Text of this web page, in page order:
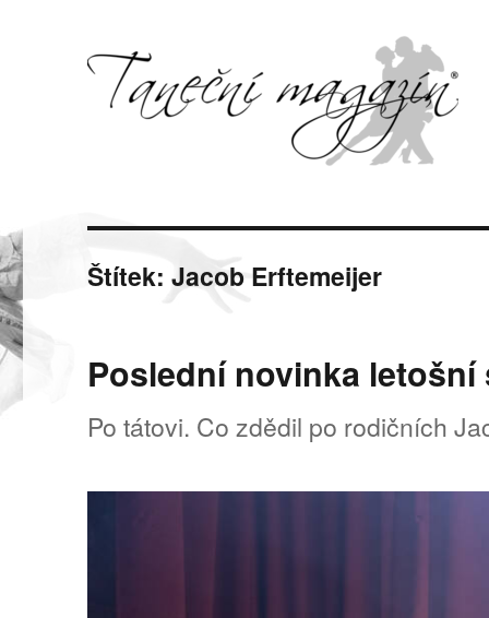
Štítek:Jacob Erftemeijer
Poslední novinka letošní
Po tátovi. Co zdědil po rodičních